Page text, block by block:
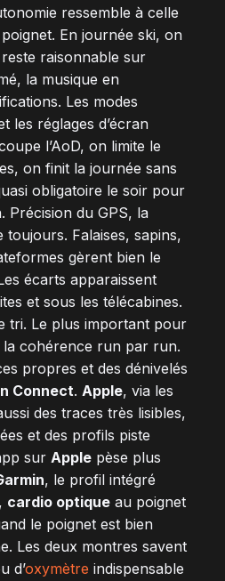
ressemble à celle
En journée ski, on
raisonnable sur
la musique en
Les modes
les réglages d’écran
l’AoD, on limite le
on finit la journée sans
obligatoire le soir pour
Précision du GPS, la
toujours. Falaises, sapins,
gèrent bien le
écarts apparaissent
et sous les télécabines.
tri. Le plus important pour
cohérence run par run.
propres et des dénivelés
Connect. Apple, via les
des traces très lisibles,
et des profils piste
sur Apple pèse plus
, le profil intégré
cardio optique au poignet
le poignet est bien
Les deux montres savent
d’oxymètre indispensable